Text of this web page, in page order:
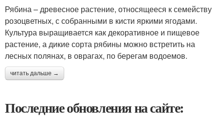
Рябина – древесное растение, относящееся к семейству
розоцветных, с собранными в кисти яркими ягодами.
Культура выращивается как декоративное и пищевое
растение, а дикие сорта рябины можно встретить на
лесных полянах, в оврагах, по берегам водоемов.
читать дальше →
Последние обновления на сайте: